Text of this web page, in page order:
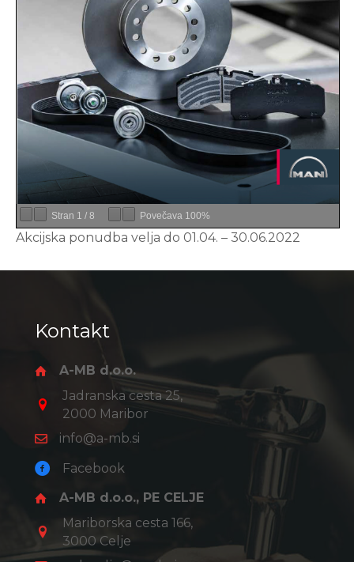
Stran 1 / 8 Povečava 100%
Akcijska ponudba velja do 01.04. – 30.06.2022
Kontakt
A-MB d.o.o.
Jadranska cesta 25,
2000 Maribor
info@a-mb.si
Facebook
A-MB d.o.o., PE CELJE
Mariborska cesta 166,
3000 Celje